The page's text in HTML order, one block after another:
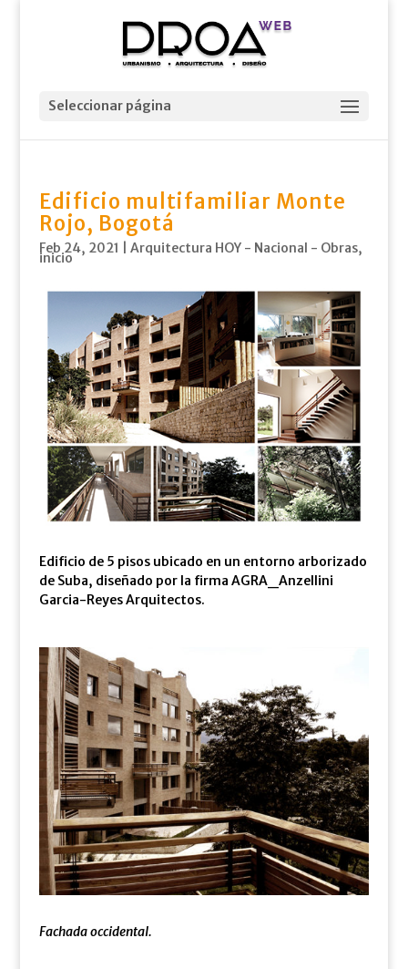
Seleccionar página
Edificio multifamiliar Monte
Rojo, Bogotá
Feb 24, 2021 Arquitectura HOY - Nacional - Obras,
inicio
Edificio de 5 pisos ubicado en un entorno arborizado
de Suba, diseñado por la firma AGRA_Anzellini
Garcia-Reyes Arquitectos.
Fachada occidental.